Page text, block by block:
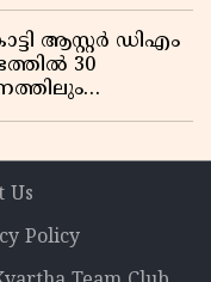
ആസ്റ്റർ ഡിഎം
30
Us
Policy